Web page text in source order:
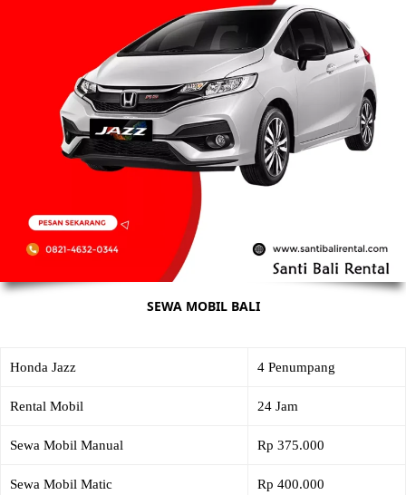
SEWA MOBIL BALI
Honda Jazz 4 Penumpang
Rental Mobil 24 Jam
Sewa Mobil Manual Rp 375.000
Sewa Mobil Matic Rp 400.000